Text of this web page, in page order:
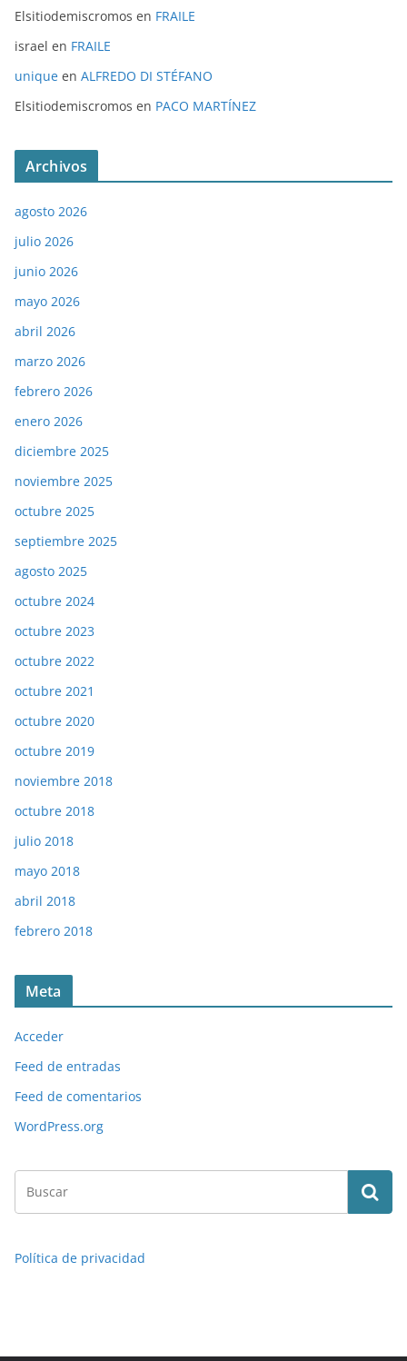
Elsitiodemiscromos en FRAILE
israel en FRAILE
unique en ALFREDO DI STÉFANO
Elsitiodemiscromos en PACO MARTÍNEZ
Archivos
agosto 2026
julio 2026
junio 2026
mayo 2026
abril 2026
marzo 2026
febrero 2026
enero 2026
diciembre 2025
noviembre 2025
octubre 2025
septiembre 2025
agosto 2025
octubre 2024
octubre 2023
octubre 2022
octubre 2021
octubre 2020
octubre 2019
noviembre 2018
octubre 2018
julio 2018
mayo 2018
abril 2018
febrero 2018
Meta
Acceder
Feed de entradas
Feed de comentarios
WordPress.org
Política de privacidad